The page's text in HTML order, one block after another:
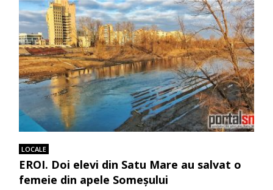
LOCALE
EROI. Doi elevi din Satu Mare au salvat o
femeie din apele Someșului